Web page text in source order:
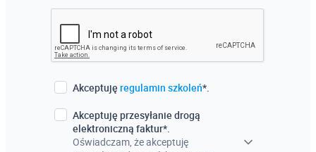
Akceptuję regulamin szkoleń*.
Akceptuję przesyłanie drogą
elektroniczną faktur*.
Oświadczam, że akceptuję
Holandia
Czechy